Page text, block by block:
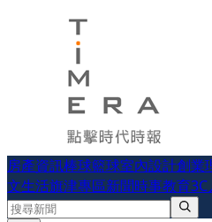
房產資訊棒球籃球室內設計創業
文生活旗津專區新聞時事教育3C